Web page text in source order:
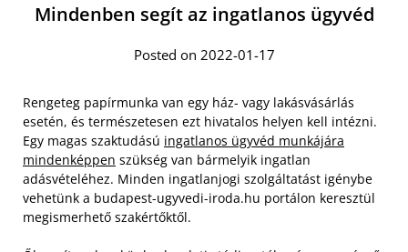
Mindenben segít az ingatlanos ügyvéd
Posted on 2022-01-17
Rengeteg papírmunka van egy ház- vagy lakásvásárlás
esetén, és természetesen ezt hivatalos helyen kell intézni.
Egy magas szaktudású ingatlanos ügyvéd munkájára
mindenképpen szükség van bármelyik ingatlan
adásvételéhez. Minden ingatlanjogi szolgáltatást igénybe
vehetünk a budapest-ugyvedi-iroda.hu portálon keresztül
megismerhető szakértőktől.